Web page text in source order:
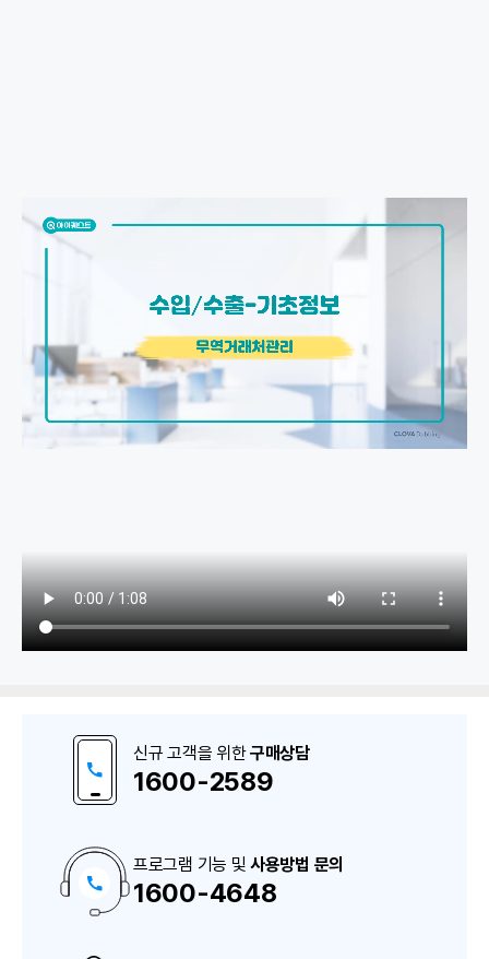
무역품목 관리
2. 수입
수입 P/O 관리
구
매
신규 고객을 위한구매상담
1600-2589
프로그램 기능 및 사용방법 문의
1600-4648